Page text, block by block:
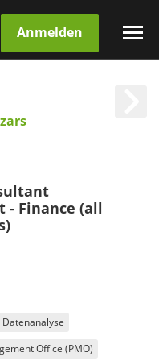
Anmelden
Finance (all
Datenanalyse
Office (PMO)